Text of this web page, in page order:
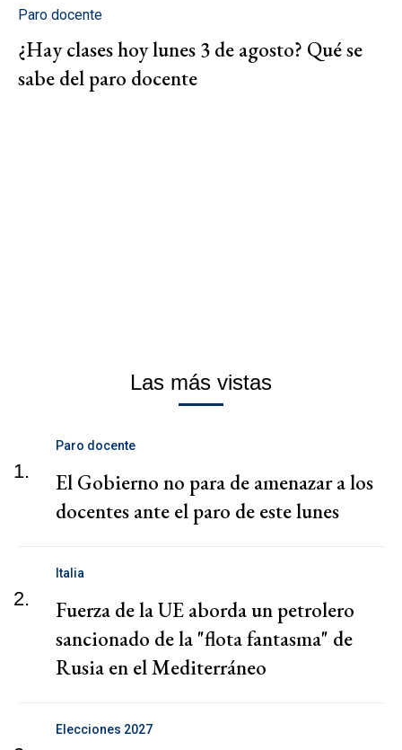
Paro docente
¿Hay clases hoy lunes 3 de agosto? Qué se
sabe del paro docente
Las más vistas
1.
Paro docente
El Gobierno no para de amenazar a los
docentes ante el paro de este lunes
2.
Italia
Fuerza de la UE aborda un petrolero
sancionado de la "flota fantasma" de
Rusia en el Mediterráneo
Elecciones 2027